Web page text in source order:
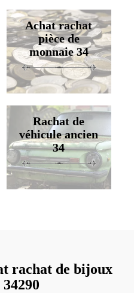
Achat rachat
pièce de
monnaie 34
Rachat de
véhicule ancien
34
rachat de bijoux